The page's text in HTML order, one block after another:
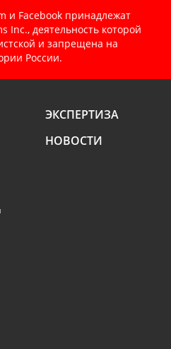
Facebook принадлежат
Inc., деятельность которой
и запрещена на
России.
ЭКСПЕРТИЗА
НОВОСТИ